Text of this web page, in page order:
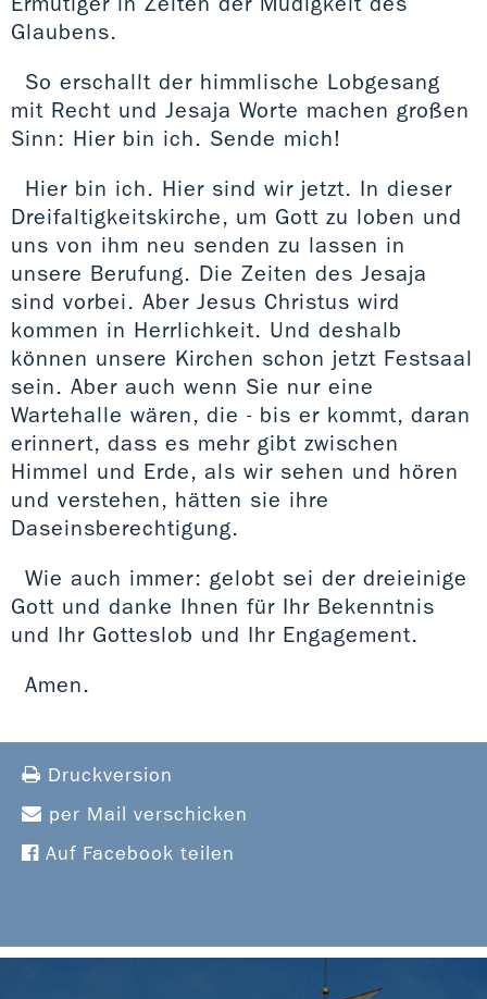
Glaubens.
So erschallt der himmlische Lobgesang
mit Recht und Jesaja Worte machen großen
Sinn: Hier bin ich. Sende mich!
Hier bin ich. Hier sind wir jetzt. In dieser
Dreifaltigkeitskirche, um Gott zu loben und
uns von ihm neu senden zu lassen in
unsere Berufung. Die Zeiten des Jesaja
sind vorbei. Aber Jesus Christus wird
kommen in Herrlichkeit. Und deshalb
können unsere Kirchen schon jetzt Festsaal
sein. Aber auch wenn Sie nur eine
Wartehalle wären, die - bis er kommt, daran
erinnert, dass es mehr gibt zwischen
Himmel und Erde, als wir sehen und hören
und verstehen, hätten sie ihre
Daseinsberechtigung.
Wie auch immer: gelobt sei der dreieinige
Gott und danke Ihnen für Ihr Bekenntnis
und Ihr Gotteslob und Ihr Engagement.
Amen.
Druckversion
per Mail verschicken
Auf Facebook teilen